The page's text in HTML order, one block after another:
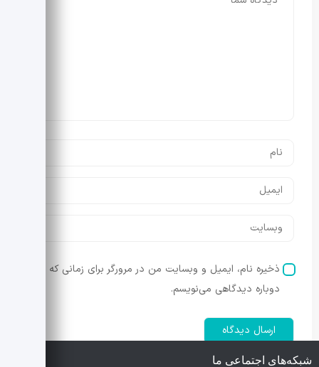
ذخیره نام، ایمیل و وبسایت من در مرورگر برای زمانی که
دوباره دیدگاهی می‌نویسم.
شبکه‌های اجتماعی ما